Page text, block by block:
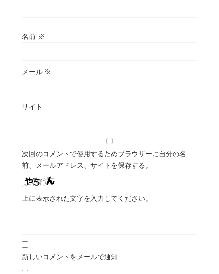
名前 ※
メール ※
サイト
次回のコメントで使用するためブラウザーに自分の名
前、メールアドレス、サイトを保存する。
上に表示された文字を入力してください。
新しいコメントをメールで通知